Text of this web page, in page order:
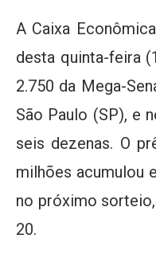
A Caixa
desta quinta-feira
2.750 da Mega-
São Paulo (SP), e
seis dezenas. O
milhões acumulou
no próximo
20.